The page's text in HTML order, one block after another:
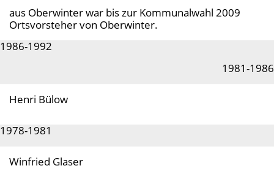
aus Oberwinter war bis zur Kommunalwahl 2009
Ortsvorsteher von Oberwinter.
1986-1992
1981-1986
Henri Bülow
1978-1981
Winfried Glaser